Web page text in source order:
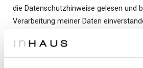
die Datenschutzhinweise gelesen und
Verarbeitung meiner Daten
Einwilligung kann jederzeit widerrufen
jeder Newsletter einen Abmelden-Link.